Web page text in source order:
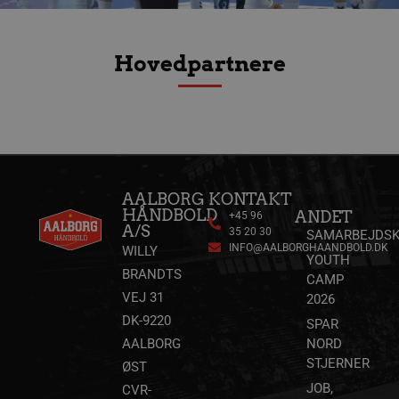
Hovedpartnere
AALBORG
HÅNDBOLD
A/S
WILLY
BRANDTS
VEJ 31
DK-9220
AALBORG
ØST
CVR-
KONTAKT
+45 96
35 20 30
INFO@AALBORGHAANDBOLD.DK
ANDET
YOUTH
CAMP
2026
SPAR
NORD
STJERNER
JOB,
VISITOR_PRIVACY_METADATA
YouTube
5
lf-cmp-189350 aalborghaandbold.dk 1 år